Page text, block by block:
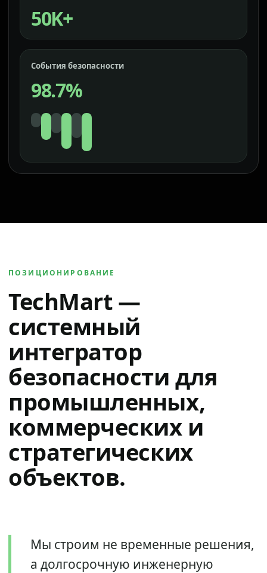
50K+
События безопасности
98.7%
ПОЗИЦИОНИРОВАНИЕ
TechMart —
системный
интегратор
безопасности для
промышленных,
коммерческих и
стратегических
объектов.
Мы строим не временные решения,
а долгосрочную инженерную